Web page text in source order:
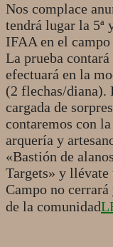
Nos complace
tendrá lugar la 5ª
IFAA en el
La prueba
efectuará en la
(2 flechas/diana).
cargada de
contaremos con
arquería y
«Bastión de
Targets» y llévate
Campo no
de la comunidad